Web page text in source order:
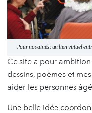
Pour nos ainés : un lien virtuel
Ce site a pour
dessins, poèmes et
aider les personnes
Une belle idée